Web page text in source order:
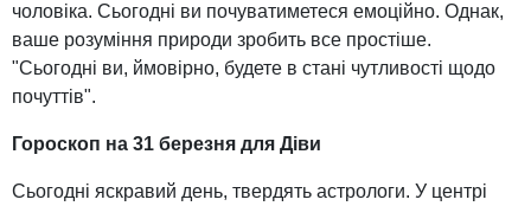
чоловіка. Сьогодні ви почуватиметеся емоційно. Однак,
ваше розуміння природи зробить все простіше.
"Сьогодні ви, ймовірно, будете в стані чутливості щодо
почуттів".
Гороскоп на 31 березня для Діви
Сьогодні яскравий день, твердять астрологи. У центрі